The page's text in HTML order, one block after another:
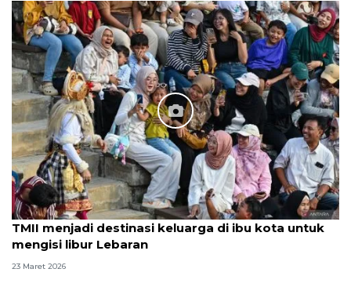
TMII menjadi destinasi keluarga di ibu kota untuk
mengisi libur Lebaran
23 Maret 2026